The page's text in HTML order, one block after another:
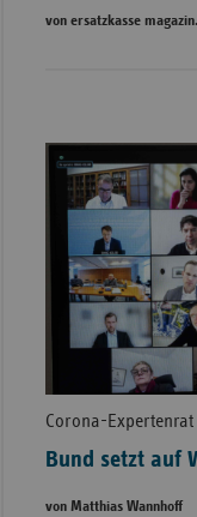
von ersatzkasse magazin.
Corona-Expertenrat
Bund setzt auf
von Matthias Wannhoff